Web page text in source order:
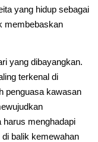
yang hidup sebagai
membebaskan
yang dibayangkan.
terkenal di
penguasa kawasan
harus menghadapi
balik kemewahan